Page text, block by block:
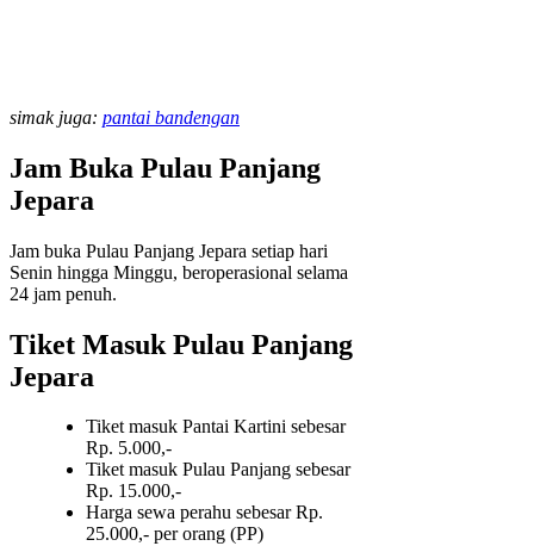
simak juga: pantai bandengan
Jam Buka Pulau Panjang
Jepara
Jam buka Pulau Panjang Jepara setiap hari
Senin hingga Minggu, beroperasional selama
24 jam penuh.
Tiket Masuk Pulau Panjang
Jepara
Tiket masuk Pantai Kartini sebesar
Rp. 5.000,-
Tiket masuk Pulau Panjang sebesar
Rp. 15.000,-
Harga sewa perahu sebesar Rp.
25.000,- per orang (PP)